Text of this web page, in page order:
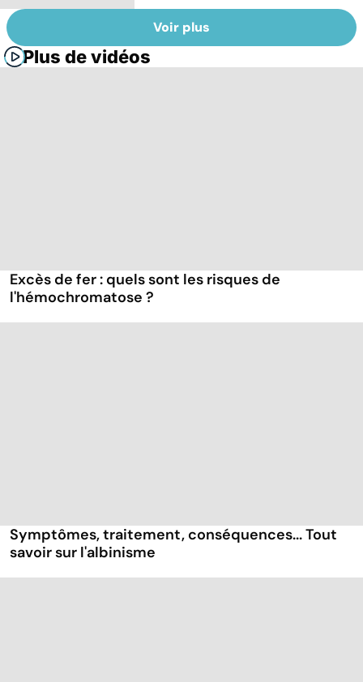
Voir plus
Plus de vidéos
Excès de fer : quels sont les risques de
l'hémochromatose ?
Symptômes, traitement, conséquences... Tout
savoir sur l'albinisme